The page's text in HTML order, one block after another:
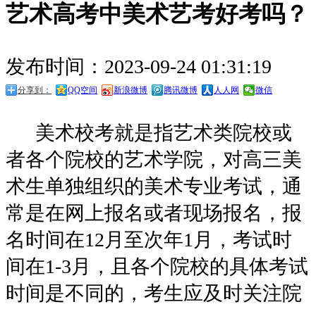
艺术高考中美术艺考好考吗？
发布时间：2023-09-24 01:31:19
分享到： QQ空间 新浪微博 腾讯微博 人人网 微信
美术校考就是指艺术类院校或
者各个院校的艺术学院，对高三美
术生单独组织的美术专业考试，通
常是在网上报名或者现场报名，报
名时间在12月至次年1月，考试时
间在1-3月，且各个院校的具体考试
时间是不同的，考生应及时关注院